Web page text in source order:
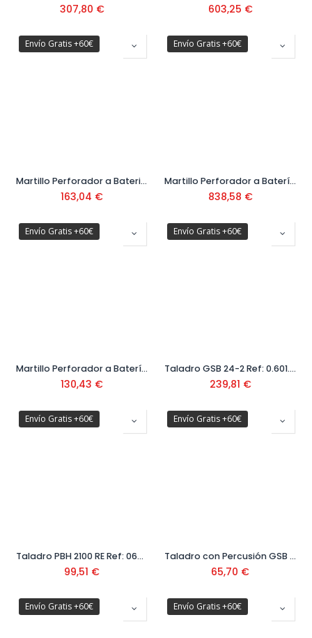
307,80 € 603,25 €
Envío Gratis +60€
Martillo Perforador a Bateria Uneo Maxx 18V Ref: 0603 952 30F
163,04 €
Envío Gratis +60€
Martillo Perforador a Batería Biturbo con SDS MAX GBH 18V-36C Ref: 0611 915 002
838,58 €
Envío Gratis +60€
Martillo Perforador a Batería Uneo 12V Ref: 0603 984 00D
130,43 €
Envío Gratis +60€
Taladro GSB 24-2 Ref: 0.601.19C.802
239,81 €
Envío Gratis +60€
Taladro PBH 2100 RE Ref: 0603 3A9 300
99,51 €
Envío Gratis +60€
Taladro con Percusión GSB 13RE Ref: 0.601.217.100
65,70 €
Envío Gratis +60€ Envío Gratis +60€